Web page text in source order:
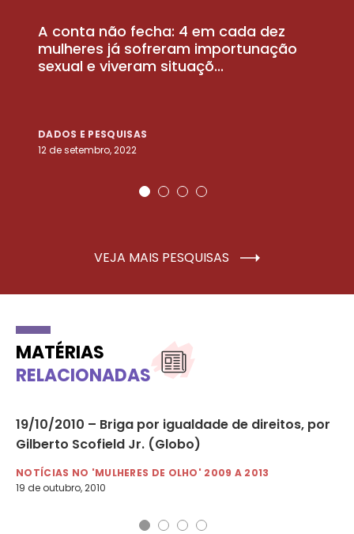
A conta não fecha: 4 em cada dez
mulheres já sofreram importunação
sexual e viveram situaçõ...
DADOS E PESQUISAS
12 de setembro, 2022
VEJA MAIS PESQUISAS
MATÉRIAS
RELACIONADAS
19/10/2010 – Briga por igualdade de direitos, por
Gilberto Scofield Jr. (Globo)
NOTÍCIAS NO 'MULHERES DE OLHO' 2009 A 2013
19 de outubro, 2010